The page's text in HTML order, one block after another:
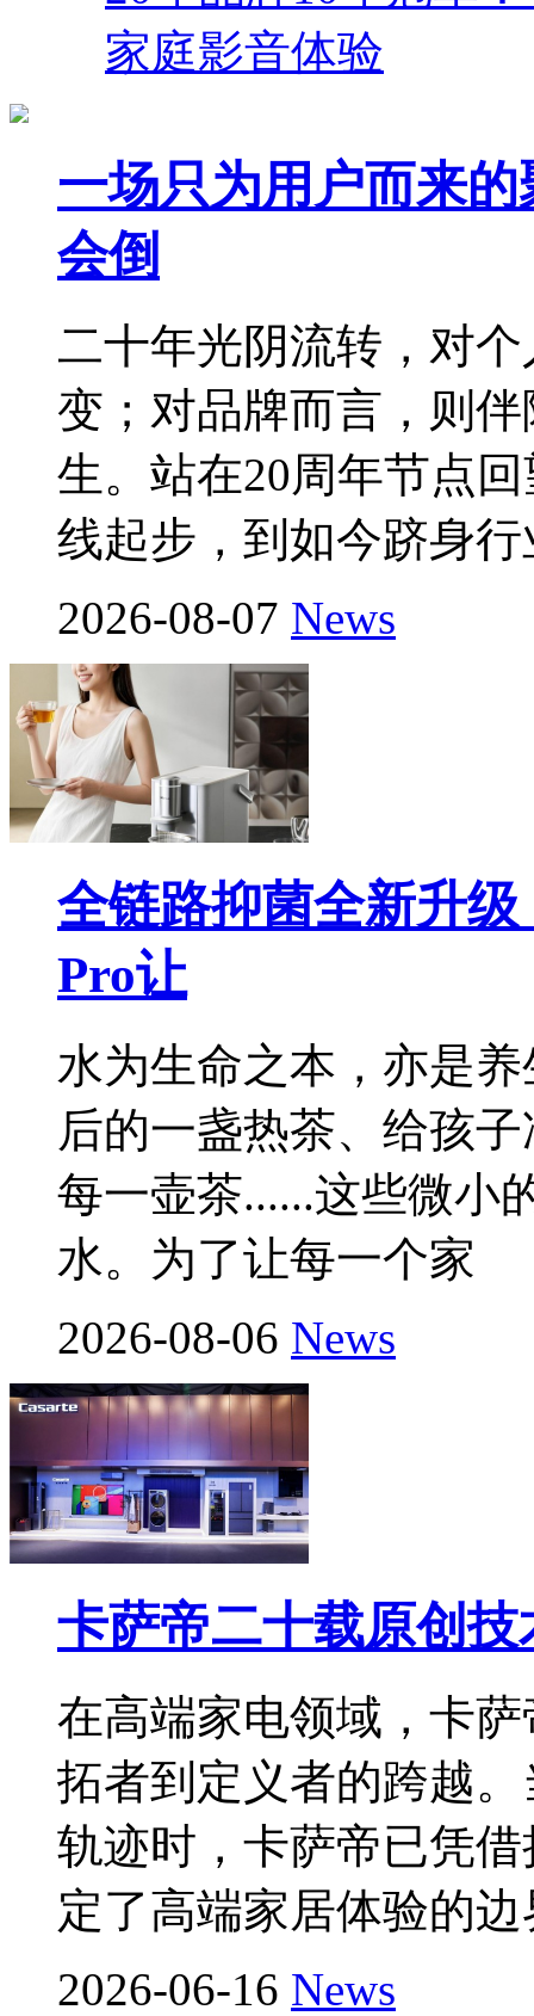
家庭影音体验
一场只为用户而来
会倒
二十年光阴流转，对
变；对品牌而言，则
生。站在20周年节点
线起步，到如今跻身行
2026-08-07 News
全链路抑菌全新升
Pro让
水为生命之本，亦是
后的一盏热茶、给孩
每一壶茶......这些微小
水。为了让每一个家
2026-08-06 News
卡萨帝二十载原创
在高端家电领域，卡
拓者到定义者的跨越
轨迹时，卡萨帝已凭
定了高端家居体验的边
2026-06-16 News